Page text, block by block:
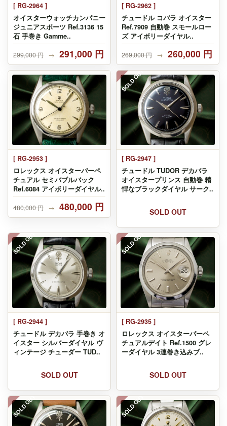
[ RG-2964 ]
オイスターウォッチカンパニー
ジュニアスポーツ Ref.3136 15
石 手巻き Gamme..
299,000 円 → 291,000 円
[ RG-2962 ]
チュードル コバラ オイスター
Ref.7909 自動巻 スモールロー
ズ アイボリーダイヤル..
269,000 円 → 260,000 円
[ RG-2953 ]
ロレックス オイスターパーペ
チュアル セミバブルバック
Ref.6084 アイボリーダイヤル..
480,000 円 → 480,000 円
SOLD OUT
[ RG-2947 ]
チュードル TUDOR デカバラ
オイスタープリンス 自動巻 精
悍なブラックダイヤル サーク..
SOLD OUT
SOLD OUT
[ RG-2944 ]
チュードル デカバラ 手巻き オ
イスター シルバーダイヤル ヴ
ィンテージ チューダー TUD..
SOLD OUT
SOLD OUT
[ RG-2935 ]
ロレックス オイスターパーペ
チュアルデイト Ref.1500 グレ
ーダイヤル 3連巻き込みブ..
SOLD OUT
SOLD OUT SOLD OUT